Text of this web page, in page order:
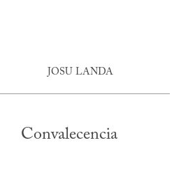
JOSU LANDA
Convalecencia